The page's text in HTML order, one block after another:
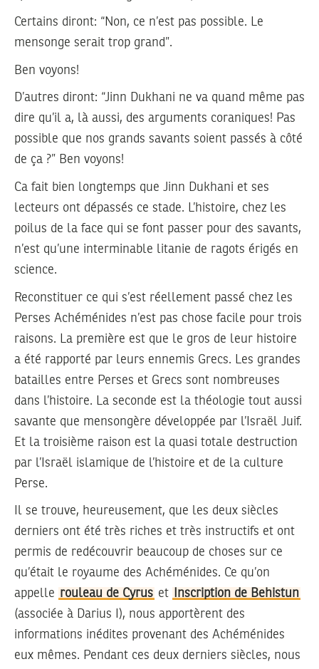
Certains diront: “Non, ce n’est pas possible. Le
mensonge serait trop grand”.
Ben voyons!
D’autres diront: “Jinn Dukhani ne va quand même pas
dire qu’il a, là aussi, des arguments coraniques! Pas
possible que nos grands savants soient passés à côté
de ça ?” Ben voyons!
Ca fait bien longtemps que Jinn Dukhani et ses
lecteurs ont dépassés ce stade. L’histoire, chez les
poilus de la face qui se font passer pour des savants,
n’est qu’une interminable litanie de ragots érigés en
science.
Reconstituer ce qui s’est réellement passé chez les
Perses Achéménides n’est pas chose facile pour trois
raisons. La première est que le gros de leur histoire
a été rapporté par leurs ennemis Grecs. Les grandes
batailles entre Perses et Grecs sont nombreuses
dans l’histoire. La seconde est la théologie tout aussi
savante que mensongère développée par l’Israël Juif.
Et la troisième raison est la quasi totale destruction
par l’Israël islamique de l’histoire et de la culture
Perse.
Il se trouve, heureusement, que les deux siècles
derniers ont été très riches et très instructifs et ont
permis de redécouvrir beaucoup de choses sur ce
qu’était le royaume des Achéménides. Ce qu’on
appelle rouleau de Cyrus et
Inscription de Behistun
(associée à Darius I), nous apportèrent des
informations inédites provenant des Achéménides
eux mêmes. Pendant ces deux derniers siècles, nous